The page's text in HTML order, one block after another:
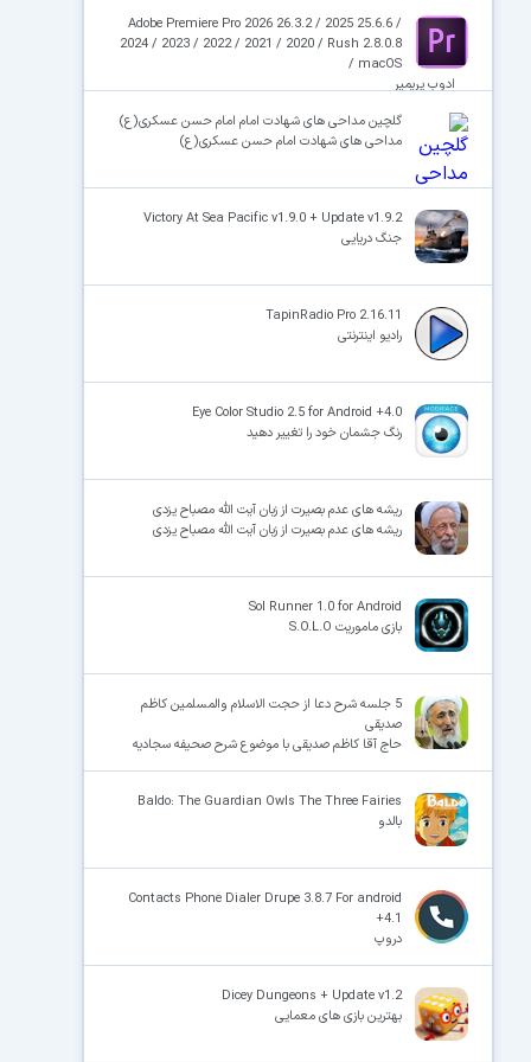
Adobe Premiere Pro 2026 26.3.2 / 2025 25.6.6 /
2024 / 2023 / 2022 / 2021 / 2020 / Rush 2.8.0.8
/ macOS
ادوب پریمیر
گلچین مداحی های شهادت امام امام حسن عسکری(ع)
مداحی های شهادت امام حسن عسکری(ع)
Victory At Sea Pacific v1.9.0 + Update v1.9.2
جنگ دریایی
TapinRadio Pro 2.16.11
رادیو اینترنتی
Eye Color Studio 2.5 for Android +4.0
رنگ جشمان خود را تغییر دهید
ریشه های عدم بصیرت از زبان آیت الله مصباح یزدی
ریشه های عدم بصیرت از زبان آیت الله مصباح یزدی
Sol Runner 1.0 for Android
بازی ماموریت S.O.L.O
5 جلسه شرح دعا از حجت الاسلام والمسلمین کاظم
صدیقی
حاج آقا کاظم صدیقی با موضوع شرح صحیفه سجادیه
Baldo: The Guardian Owls The Three Fairies
بالدو
Contacts Phone Dialer Drupe 3.8.7 For android
+4.1
دروپ
Dicey Dungeons + Update v1.2
بهترین بازی های معمایی